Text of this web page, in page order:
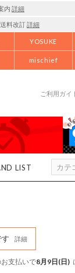
内 詳細
料改訂詳細
YOSUKE
mischief
ご利用ガイ
LIST
詳細
支払いで8月9日(日)